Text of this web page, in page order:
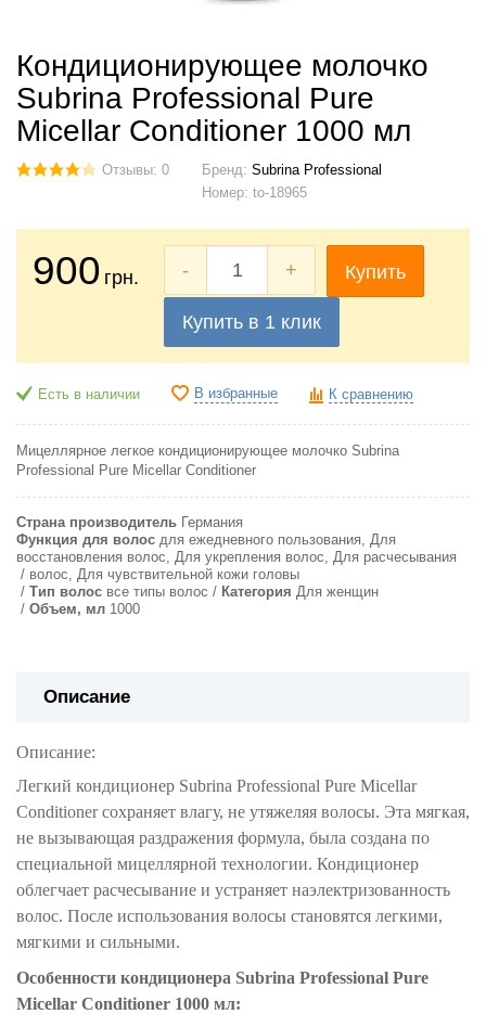
Кондиционирующее молочко
Subrina Professional Pure
Micellar Conditioner 1000 мл
Отзывы: 0 Бренд: Subrina Professional
Номер: to-18965
900 грн. - + Купить
Купить в 1 клик
Есть в наличии В избранные К сравнению
Мицеллярное легкое кондиционирующее молочко Subrina
Professional Pure Micellar Conditioner
Страна производитель Германия
Функция для волос для ежедневного пользования, Для
восстановления волос, Для укрепления волос, Для расчесывания
волос, Для чувствительной кожи головы
Тип волос все типы волос Категория Для женщин
Объем, мл 1000
Описание
Описание:
Легкий кондиционер Subrina Professional Pure Micellar
Conditioner сохраняет влагу, не утяжеляя волосы. Эта мягкая,
не вызывающая раздражения формула, была создана по
специальной мицеллярной технологии. Кондиционер
облегчает расчесывание и устраняет наэлектризованность
волос. После использования волосы становятся легкими,
мягкими и сильными.
Особенности кондиционера Subrina Professional Pure
Micellar Conditioner 1000 мл: